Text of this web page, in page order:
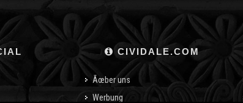
CIVIDALE.COM
Ãœber uns
Werbung